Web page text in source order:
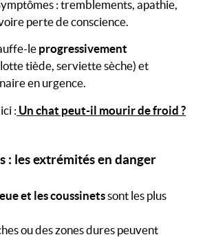
: tremblements, apathie,
perte de conscience.
le progressivement
tiède, serviette sèche) et
en urgence.
: Un chat peut-il mourir de froid ?
: les extrémités en danger
et les coussinetssont les plus
ou des zones dures peuvent